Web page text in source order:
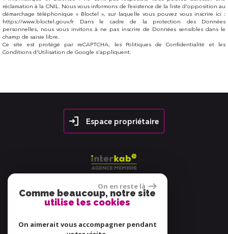
réclamation à la CNIL. Nous vous informons de l’existence de la liste d'opposition au
démarchage téléphonique « Bloctel », sur laquelle vous pouvez vous inscrire ici :
https://www.bloctel.gouv.fr Dans le cadre de la protection des Données
personnelles, nous vous invitons à ne pas inscrire de Données sensibles dans le
champ de saisie libre.
Ce site est protégé par reCAPTCHA, les Politiques de Confidentialité
et les
Conditions d'Utilisation de Google s'appliquent.
Espace propriétaire
38 avis
On en reste là
Comme beaucoup, notre site
utilise les cookies
On aimerait vous accompagner pendant